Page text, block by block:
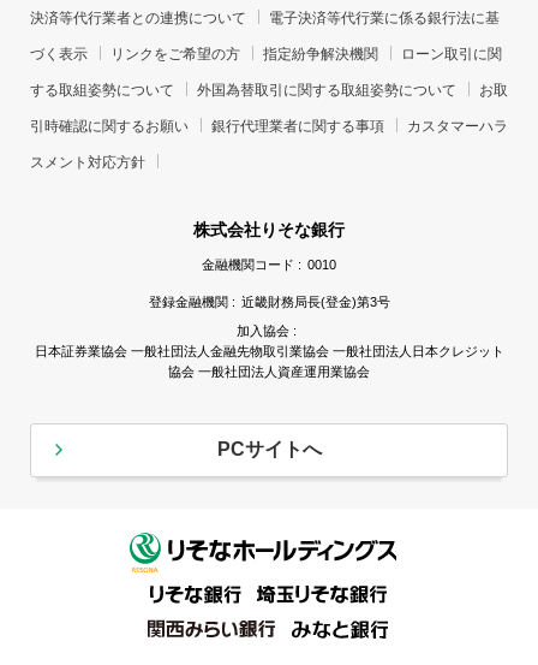
決済等代行業者との連携について 電子決済等代行業に係る銀行法に基
づく表示 リンクをご希望の方 指定紛争解決機関 ローン取引に関
する取組姿勢について 外国為替取引に関する取組姿勢について お取
引時確認に関するお願い 銀行代理業者に関する事項 カスタマーハラ
スメント対応方針
株式会社りそな銀行
金融機関コード : 0010
登録金融機関 : 近畿財務局長(登金)第3号
加入協会 :
日本証券業協会 一般社団法人金融先物取引業協会 一般社団法人日本クレジット
協会 一般社団法人資産運用業協会
PCサイトへ